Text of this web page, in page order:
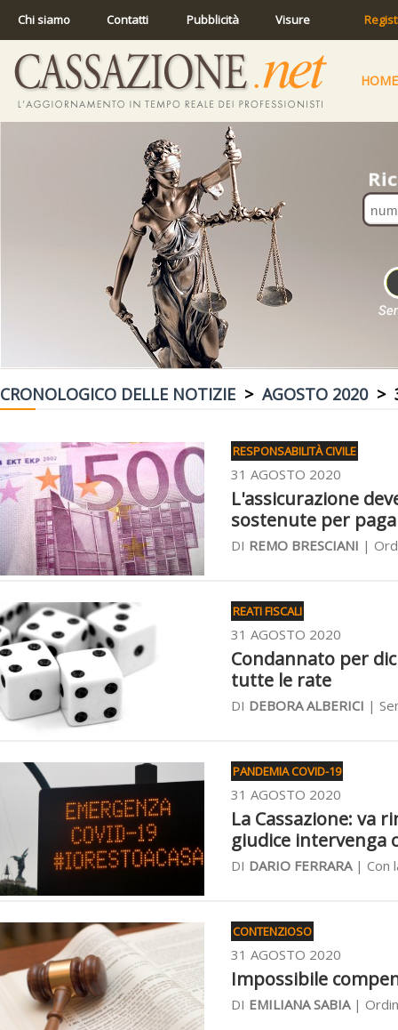
Chi siamo Contatti Pubblicità Visure
HOME
CRONOLOGICO DELLE NOTIZIE > AGOSTO 2020>
RESPONSABILITÀ CIVILE
31 AGOSTO 2020
L'assicurazione
sostenute per
DI REMO BRESCIANI |
REATI FISCALI
31 AGOSTO 2020
Condannato per
tutte le rate
DI DEBORA ALBERICI |
PANDEMIA COVID-19
31 AGOSTO 2020
La Cassazione: va
giudice intervenga
DI DARIO FERRARA| Con
CONTENZIOSO
31 AGOSTO 2020
Impossibile
DI EMILIANA SABIA|